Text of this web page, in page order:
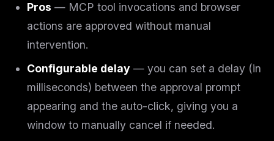
Pros — MCP tool invocations and browser
actions are approved without manual
intervention.
Configurable delay — you can set a delay (in
milliseconds) between the approval prompt
appearing and the auto-click, giving you a
window to manually cancel if needed.